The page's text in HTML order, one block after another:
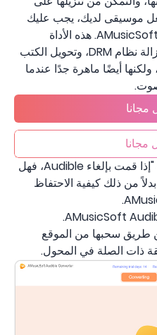
موسيقى لديك، يجب عليك
استخدام AMusicSoft Audible Converter. هذه الأداة
الخارجية ليست جيدة فقط في إزالة نظام DRM، وتحويل الكتب
أيضًا ماهرة جدًا عندما
صوت.
مجانا
مجانا
لذا، بدلاً من التفكير في المشكلة "إذا قمت بإلغاء Audible، فهل
من ذلك كيفية الاحتفاظ
طريق سحبها من الموقع
ذات الصلة في المحول.